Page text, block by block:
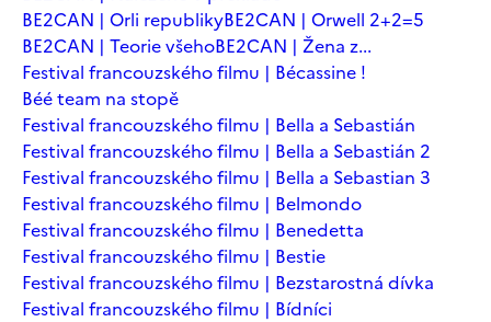
BE2CAN | Orli republikyBE2CAN | Orwell 2+2=5
BE2CAN | Teorie všehoBE2CAN | Žena z...
Festival francouzského filmu | Bécassine !
Béé team na stopě
Festival francouzského filmu | Bella a Sebastián
Festival francouzského filmu | Bella a Sebastián 2
Festival francouzského filmu | Bella a Sebastian 3
Festival francouzského filmu | Belmondo
Festival francouzského filmu | Benedetta
Festival francouzského filmu | Bestie
Festival francouzského filmu | Bezstarostná dívka
Festival francouzského filmu | Bídníci